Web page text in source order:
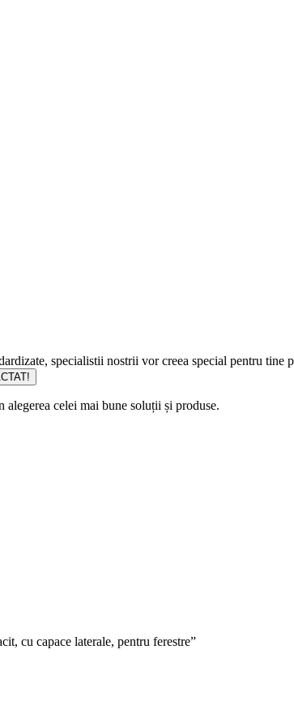
specialistii nostrii vor creea special pentru tine
celei mai bune soluții și produse.
cu capace laterale, pentru ferestre”